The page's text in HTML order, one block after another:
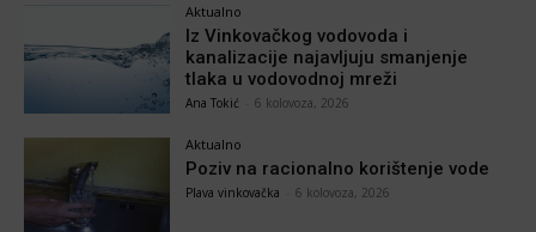
Aktualno
Iz Vinkovačkog vodovoda i
kanalizacije najavljuju smanjenje
tlaka u vodovodnoj mreži
Ana Tokić 6 kolovoza, 2026
Aktualno
Poziv na racionalno korištenje vode
Plava vinkovačka 6 kolovoza, 2026